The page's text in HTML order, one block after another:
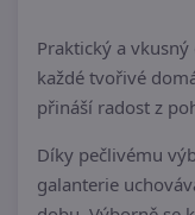
Praktický a
každé tvořivé
přináší radost z
Díky pečlivému
galanterie